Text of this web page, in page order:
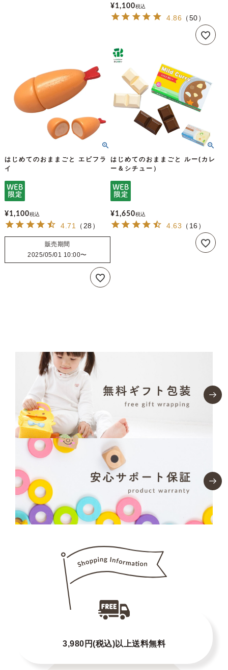
¥1,100税込
4.86 （50）
はじめてのおままごと エビフラ
イ
¥1,100税込
4.71 （ 28 ）
販売期間
2025/05/01 10:00〜
はじめてのおままごと ルー(カレ
ー＆シチュー）
¥1,650税込
4.63 （ 16）
3,980円(税込)以上送料無料